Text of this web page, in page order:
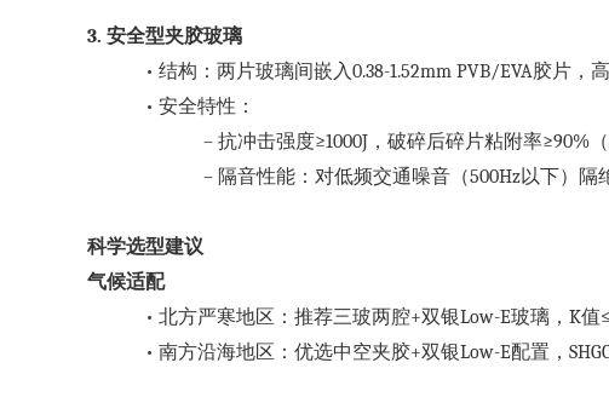
3. 安全型夹胶玻璃
• 结构：两片玻璃间嵌入0.38-1.52mm PVB/EVA胶片，
• 安全特性：
– 抗冲击强度≥1000J，破碎后碎片粘附率≥90%（
– 隔音性能：对低频交通噪音（500Hz以下）隔
科学选型建议
气候适配
• 北方严寒地区：推荐三玻两腔+双银Low-E玻璃，K值
• 南方沿海地区：优选中空夹胶+双银Low-E配置，